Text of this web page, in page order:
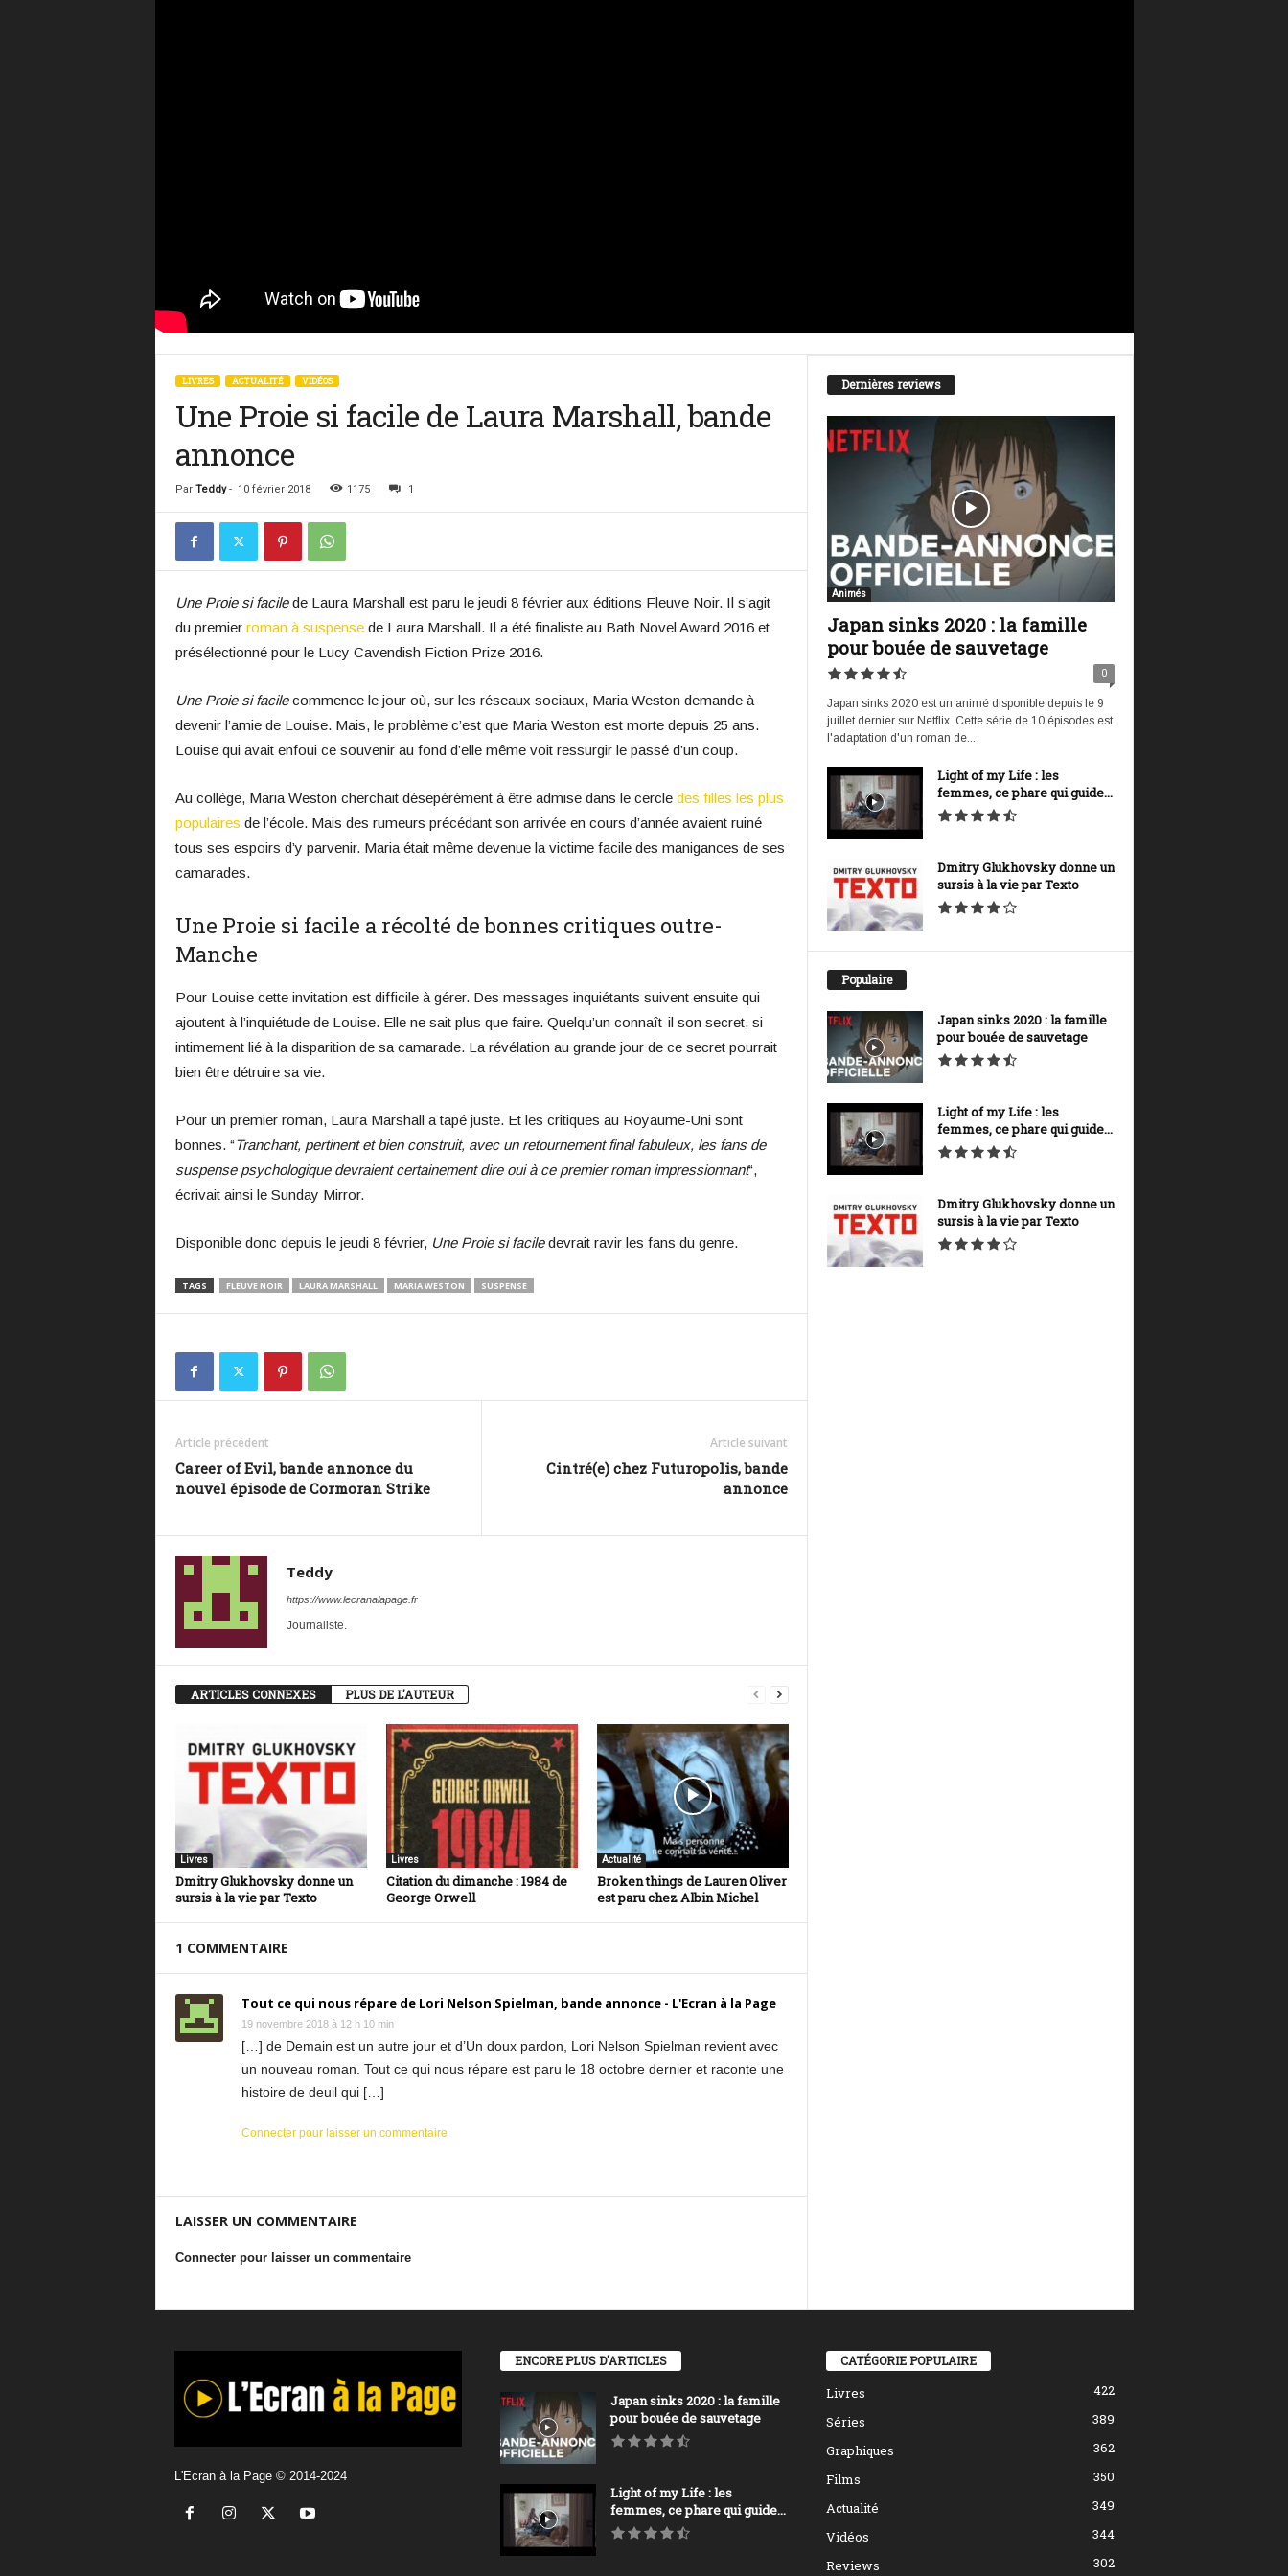
LIVRES ACTUALITÉ VIDÉOS
Une Proie si facile de Laura Marshall, bande
annonce
Par Teddy- 10 février 2018 1175 1
Une Proie si facilede Laura Marshall est paru le jeudi 8 février aux éditions Fleuve Noir. Il s’agit
du premier roman à suspensede Laura Marshall. Il a été finaliste au Bath Novel Award 2016 et
présélectionné pour le Lucy Cavendish Fiction Prize 2016.
Une Proie si facilecommence le jour où, sur les réseaux sociaux, Maria Weston demande à
devenir l’amie de Louise. Mais, le problème c’est que Maria Weston est morte depuis 25 ans.
Louise qui avait enfoui ce souvenir au fond d’elle même voit ressurgir le passé d’un coup.
Au collège, Maria Weston cherchait désepérément à être admise dans le cercle des filles les plus
populaires de l’école. Mais des rumeurs précédant son arrivée en cours d’année avaient ruiné
tous ses espoirs d’y parvenir. Maria était même devenue la victime facile des manigances de ses
camarades.
Une Proie si facile a récolté de bonnes critiques outre-
Manche
Pour Louise cette invitation est difficile à gérer. Des messages inquiétants suivent ensuite qui
ajoutent à l’inquiétude de Louise. Elle ne sait plus que faire. Quelqu’un connaît-il son secret, si
intimement lié à la disparition de sa camarade. La révélation au grande jour de ce secret pourrait
bien être détruire sa vie.
Pour un premier roman, Laura Marshall a tapé juste. Et les critiques au Royaume-Uni sont
bonnes. “Tranchant, pertinent et bien construit, avec un retournement final fabuleux, les fans de
suspense psychologique devraient certainement dire oui à ce premier roman impressionnant“,
écrivait ainsi le Sunday Mirror.
Disponible donc depuis le jeudi 8 février, Une Proie si faciledevrait ravir les fans du genre.
TAGS FLEUVE NOIR LAURA MARSHALL MARIA WESTON SUSPENSE
Article précédent
Career of Evil, bande annonce du
nouvel épisode de Cormoran Strike
Article suivant
Cintré(e) chez Futuropolis, bande
annonce
Teddy
https://www.lecranalapage.fr
Journaliste.
ARTICLES CONNEXES PLUS DE L'AUTEUR
Livres
Dmitry Glukhovsky donne un
sursis à la vie par Texto
Livres
Citation du dimanche : 1984 de
George Orwell
Actualité
Broken things de Lauren Oliver
est paru chez Albin Michel
1 COMMENTAIRE
Tout ce qui nous répare de Lori Nelson Spielman, bande annonce - L'Ecran à la Page
19 novembre 2018 à 12 h 10 min
[…] de Demain est un autre jour et d’Un doux pardon, Lori Nelson Spielman revient avec
un nouveau roman. Tout ce qui nous répare est paru le 18 octobre dernier et raconte une
histoire de deuil qui […]
Connecter pour laisser un commentaire
LAISSER UN COMMENTAIRE
Connecter pour laisser un commentaire
Dernières reviews
Animés
Japan sinks 2020 : la famille
pour bouée de sauvetage
0
Japan sinks 2020 est un animé disponible depuis le 9
juillet dernier sur Netflix. Cette série de 10 épisodes est
l'adaptation d'un roman de...
Light of my Life : les
femmes, ce phare qui guide...
Dmitry Glukhovsky donne un
sursis à la vie par Texto
Populaire
Japan sinks 2020 : la famille
pour bouée de sauvetage
Light of my Life : les
femmes, ce phare qui guide...
Dmitry Glukhovsky donne un
sursis à la vie par Texto
L'Ecran à la Page © 2014-2024
ENCORE PLUS D'ARTICLES
Japan sinks 2020 : la famille
pour bouée de sauvetage
Light of my Life : les
femmes, ce phare qui guide...
CATÉGORIE POPULAIRE
Livres
422
Séries
389
Graphiques
362
Films
350
Actualité
349
Vidéos
344
Reviews
302